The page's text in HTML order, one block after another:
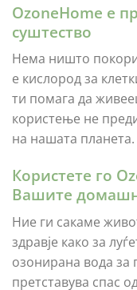
ОzoneHome е
суштество
Нема ништо
е кислород за
ти помага да
користење не
на нашата планета.
Користете го
Вашите
Ние ги сакаме
здравје како за
озонирана вода
претставува спас